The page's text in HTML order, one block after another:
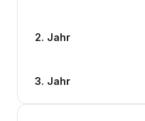
2. Jahr
3. Jahr